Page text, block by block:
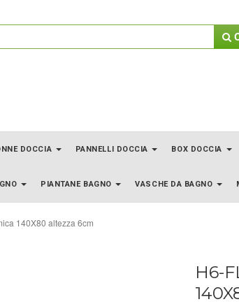
DOCCIA PANNELLI DOCCIA BOX DOCCIA
PIANTANE BAGNO VASCHE DA BAGNO
140X80 altezza 6cm
H6-